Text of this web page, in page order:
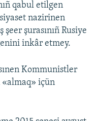
qabul etilgen
nazirinen
şurasınıñ Rusiye
inkâr etmey.
Kommunistler
«almaq» içün